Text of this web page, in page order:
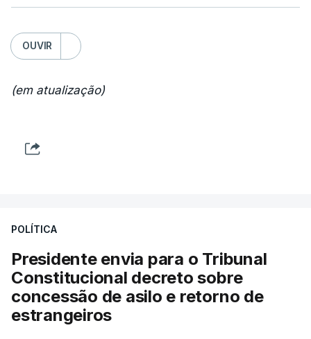
OUVIR
(em atualização)
POLÍTICA
Presidente envia para o Tribunal
Constitucional decreto sobre
concessão de asilo e retorno de
estrangeiros